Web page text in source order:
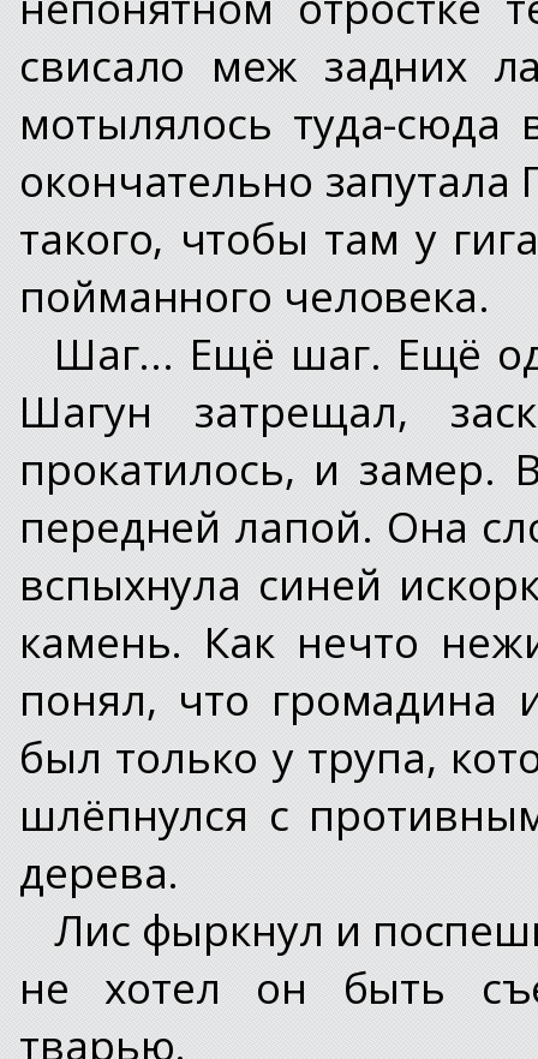
свисало меж задних
мотылялось туда-сюда
окончательно
такого, чтобы там у
пойманного человека.
Шаг... Ещё шаг. Ещё
Шагун затрещал,
прокатилось, и замер.
передней лапой. Она
вспыхнула синей
камень. Как нечто
понял, что громадина
был только у трупа,
шлёпнулся с
дерева.
Лис фыркнул и
не хотел он быть
тварью.